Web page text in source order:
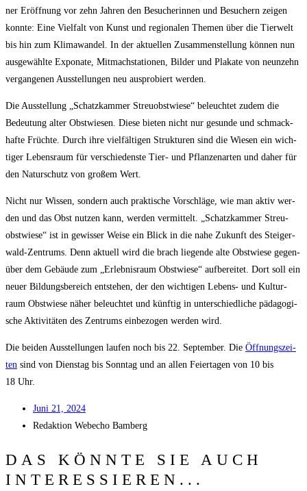
ner Eröff­nung vor zehn Jah­ren den Besu­che­rin­nen und Besu­chern zei­gen
konn­te: Eine Viel­falt von Kunst und regio­na­len The­men über die Tier­welt
bis hin zum Kli­ma­wan­del. In der aktu­el­len Zusam­men­stel­lung kön­nen nun
aus­ge­wähl­te Expo­na­te, Mit­mach­sta­tio­nen, Bil­der und Pla­ka­te von neun­zehn
ver­gan­ge­nen Aus­stel­lun­gen neu aus­pro­biert werden.
Die Aus­stel­lung „Schatz­kam­mer Streu­obst­wie­se“ beleuch­tet zudem die
Bedeu­tung alter Obst­wie­sen. Die­se bie­ten nicht nur gesun­de und schmack­
haf­te Früch­te. Durch ihre viel­fäl­ti­gen Struk­tu­ren sind die Wie­sen ein wich­
ti­ger Lebens­raum für ver­schie­dens­te Tier- und Pflan­zen­ar­ten und daher für
den Natur­schutz von gro­ßem Wert.
Nicht nur Wis­sen, son­dern auch prak­ti­sche Vor­schlä­ge, wie man aktiv wer­
den und das Obst nut­zen kann, wer­den ver­mit­telt. „Schatz­kam­mer Streu­
obst­wie­se“ ist in gewis­ser Wei­se ein Blick in die nahe Zukunft des Stei­ger­
wald-Zen­trums. Denn aktu­ell wird die brach lie­gen­de alte Obst­wie­se gegen­
über dem Gebäu­de zum „Erleb­nis­raum Obst­wie­se“ auf­be­rei­tet. Dort soll ein
neu­er Bil­dungs­be­reich ent­ste­hen, der den wich­ti­gen Lebens- und Kul­tur­
raum Obst­wie­se näher beleuch­tet und künf­tig in unter­schied­li­che päd­ago­gi­
sche Akti­vi­tä­ten des Zen­trums ein­be­zo­gen wer­den wird.
Die bei­den Aus­stel­lun­gen lau­fen noch bis 22. Sep­tem­ber. Die Öff­nungs­zei­
ten sind von Diens­tag bis Sonn­tag und an allen Fei­er­ta­gen von 10 bis
18 Uhr.
Juni 21, 2024
Redak­ti­on Web­echo Bamberg
DAS KÖNNTE SIE AUCH
INTERESSIEREN...